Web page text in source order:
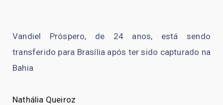
Vandiel Próspero, de 24 anos, está sendo
transferido para Brasília após ter sido capturado na
Bahia
Nathália Queiroz